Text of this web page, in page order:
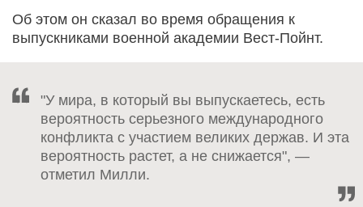
Об этом он сказал во время обращения к
выпускниками военной академии Вест-Пойнт.
"У мира, в который вы выпускаетесь, есть
вероятность серьезного международного
конфликта с участием великих держав. И эта
вероятность растет, а не снижается", —
отметил Милли.